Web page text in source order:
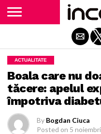
ACTUALITATE
Boala care nu
tăcere: apelul
împotriva
By Bogdan Ciuca
Posted on 5
Exit